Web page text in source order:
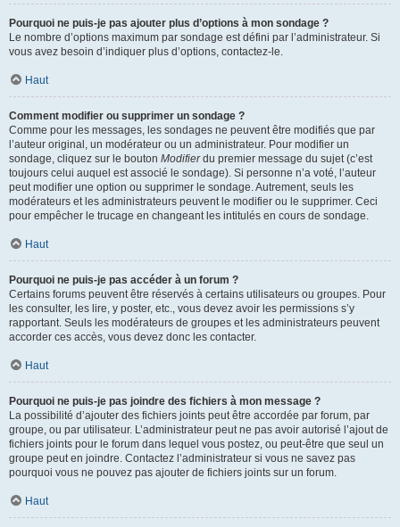
Pourquoi ne puis-je pas ajouter plus d’options à mon sondage ?
Le nombre d’options maximum par sondage est défini par l’administrateur. Si
vous avez besoin d’indiquer plus d’options, contactez-le.
Haut
Comment modifier ou supprimer un sondage ?
Comme pour les messages, les sondages ne peuvent être modifiés que par
l’auteur original, un modérateur ou un administrateur. Pour modifier un
sondage, cliquez sur le bouton Modifierdu premier message du sujet (c’est
toujours celui auquel est associé le sondage). Si personne n’a voté, l’auteur
peut modifier une option ou supprimer le sondage. Autrement, seuls les
modérateurs et les administrateurs peuvent le modifier ou le supprimer. Ceci
pour empêcher le trucage en changeant les intitulés en cours de sondage.
Haut
Pourquoi ne puis-je pas accéder à un forum ?
Certains forums peuvent être réservés à certains utilisateurs ou groupes. Pour
les consulter, les lire, y poster, etc., vous devez avoir les permissions s’y
rapportant. Seuls les modérateurs de groupes et les administrateurs peuvent
accorder ces accès, vous devez donc les contacter.
Haut
Pourquoi ne puis-je pas joindre des fichiers à mon message ?
La possibilité d’ajouter des fichiers joints peut être accordée par forum, par
groupe, ou par utilisateur. L’administrateur peut ne pas avoir autorisé l’ajout de
fichiers joints pour le forum dans lequel vous postez, ou peut-être que seul un
groupe peut en joindre. Contactez l’administrateur si vous ne savez pas
pourquoi vous ne pouvez pas ajouter de fichiers joints sur un forum.
Haut